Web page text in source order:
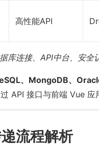
高性能API
库连接、API中台、安全
、MongoDB、
API 接口与前端 Vue 应
流程解析